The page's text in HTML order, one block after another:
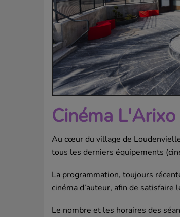
Cinéma L'Arixo
Au cœur du village de Loudenvielle
tous les derniers équipements
La programmation, toujours
cinéma d’auteur, afin de
Le nombre et les horaires des